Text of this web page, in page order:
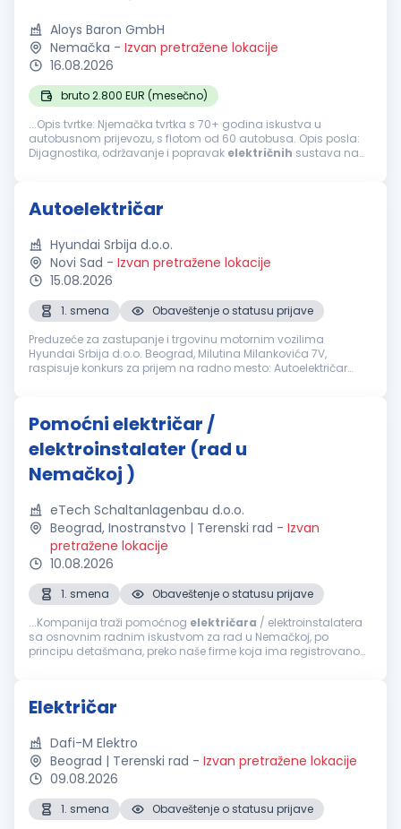
Aloys Baron GmbH
Nemačka - Izvan pretražene lokacije
16.08.2026
bruto 2.800 EUR (mesečno)
...Opis tvrtke: Njemačka tvrtka s 70+ godina iskustva u
autobusnom prijevozu, s flotom od 60 autobusa. Opis posla:
Dijagnostika, održavanje i popravak električnih sustava na
Autoelektričar
Hyundai Srbija d.o.o.
Novi Sad - Izvan pretražene lokacije
15.08.2026
1. smena
Obaveštenje o statusu prijave
Preduzeće za zastupanje i trgovinu motornim vozilima
Hyundai Srbija d.o.o. Beograd, Milutina Milankovića 7V,
raspisuje konkurs za prijem na radno mesto: Autoelektričar
Pomoćni električar /
elektroinstalater (rad u
Nemačkoj )
eTech Schaltanlagenbau d.o.o.
Beograd, Inostranstvo | Terenski rad - Izvan
pretražene lokacije
10.08.2026
1. smena
Obaveštenje o statusu prijave
...Kompanija traži pomoćnog električara / elektroinstalatera
sa osnovnim radnim iskustvom za rad u Nemačkoj, po
principu detašmana, preko naše firme koja ima registrovano
Električar
Dafi-M Elektro
Beograd | Terenski rad - Izvan pretražene lokacije
09.08.2026
1. smena
Obaveštenje o statusu prijave